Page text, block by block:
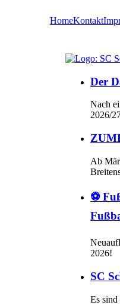
HomeKontakt
Der
Nach
2026/
Ab
⚽
2026!
SC
Es sind